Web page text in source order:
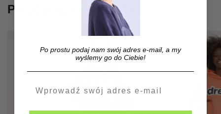
PODOBNE PRODUKTY
Po prostu podaj nam swój adres e-mail, a my
wyślemy go do Ciebie!